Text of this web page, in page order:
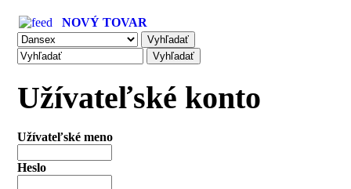
NOVÝ TOVAR
Užívateľské konto
Užívateľské meno
Heslo